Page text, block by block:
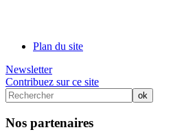
Plan du site
Newsletter
Contribuez sur ce site
Nos partenaires